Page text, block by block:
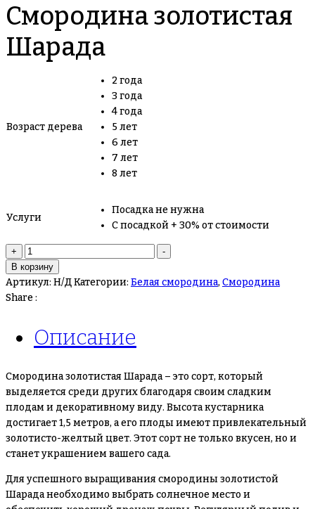
Смородина золотистая
Шарада
Возраст дерева
2 года
3 года
4 года
5 лет
6 лет
7 лет
8 лет
Услуги
Посадка не нужна
С посадкой + 30% от стоимости
+
Количество
товара
Смородина
золотистая
-
В корзину
Артикул: Н/ДКатегории: Белая смородина, Смородина
Share :
Описание
Смородина золотистая Шарада – это сорт, который
выделяется среди других благодаря своим сладким
плодам и декоративному виду. Высота кустарника
достигает 1,5 метров, а его плоды имеют привлекательный
золотисто-желтый цвет. Этот сорт не только вкусен, но и
станет украшением вашего сада.
Для успешного выращивания смородины золотистой
Шарада необходимо выбрать солнечное место и